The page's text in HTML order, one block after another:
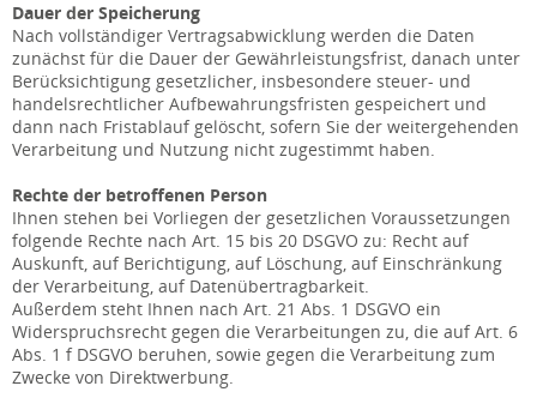
Dauer der Speicherung
Nach vollständiger Vertragsabwicklung werden die Daten
zunächst für die Dauer der Gewährleistungsfrist, danach unter
Berücksichtigung gesetzlicher, insbesondere steuer- und
handelsrechtlicher Aufbewahrungsfristen gespeichert und
dann nach Fristablauf gelöscht, sofern Sie der weitergehenden
Verarbeitung und Nutzung nicht zugestimmt haben.
Rechte der betroffenen Person
Ihnen stehen bei Vorliegen der gesetzlichen Voraussetzungen
folgende Rechte nach Art. 15 bis 20 DSGVO zu: Recht auf
Auskunft, auf Berichtigung, auf Löschung, auf Einschränkung
der Verarbeitung, auf Datenübertragbarkeit.
Außerdem steht Ihnen nach Art. 21 Abs. 1 DSGVO ein
Widerspruchsrecht gegen die Verarbeitungen zu, die auf Art. 6
Abs. 1 f DSGVO beruhen, sowie gegen die Verarbeitung zum
Zwecke von Direktwerbung.